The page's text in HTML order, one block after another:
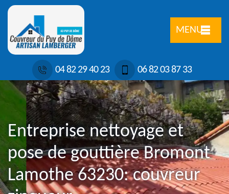
MENU
04 82 29 40 23 06 82 03 87 33
Entreprise nettoyage et
pose de gouttière Bromont
Lamothe 63230: couvreur